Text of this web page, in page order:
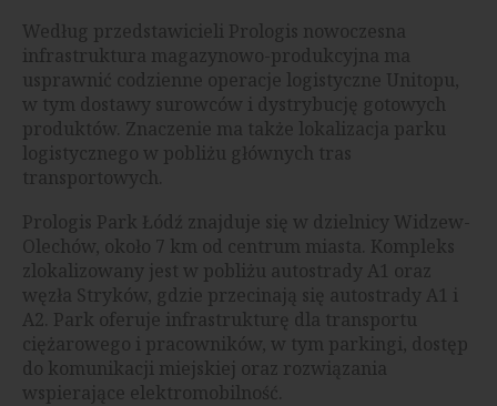
Według przedstawicieli Prologis nowoczesna
infrastruktura magazynowo-produkcyjna ma
usprawnić codzienne operacje logistyczne Unitopu,
w tym dostawy surowców i dystrybucję gotowych
produktów. Znaczenie ma także lokalizacja parku
logistycznego w pobliżu głównych tras
transportowych.
Prologis Park Łódź znajduje się w dzielnicy Widzew-
Olechów, około 7 km od centrum miasta. Kompleks
zlokalizowany jest w pobliżu autostrady A1 oraz
węzła Stryków, gdzie przecinają się autostrady A1 i
A2. Park oferuje infrastrukturę dla transportu
ciężarowego i pracowników, w tym parkingi, dostęp
do komunikacji miejskiej oraz rozwiązania
wspierające elektromobilność.